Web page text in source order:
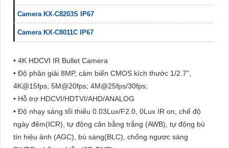
Camera KX-C8203S IP67
Camera KX-C8011C IP67
• 4K HDCVI IR Bullet Camera
• Độ phân giải 8MP, cảm biến CMOS kích thước 1/2.7”,
4K@15fps; 5M@20fps; 4M@25fps/30fps;
• Hỗ trợ HDCVI/HDTVI/AHD/ANALOG
• Độ nhạy sáng tối thiểu 0.03Lux/F2.0, 0Lux IR on, chế độ
ngày đêm(ICR), tự động cân bằng trắng (AWB), tự động bù
tín hiệu ảnh (AGC), bù sáng(BLC), chống ngược sáng